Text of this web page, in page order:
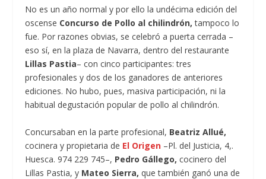
No es un año normal y por ello la undécima edición del
oscense Concurso de Pollo al chilindrón, tampoco lo
fue. Por razones obvias, se celebró a puerta cerrada –
eso sí, en la plaza de Navarra, dentro del restaurante
Lillas Pastia– con cinco participantes: tres
profesionales y dos de los ganadores de anteriores
ediciones. No hubo, pues, masiva participación, ni la
habitual degustación popular de pollo al chilindrón.
Concursaban en la parte profesional, Beatriz Allué,
cocinera y propietaria de El Origen –Pl. del Justicia, 4,.
Huesca. 974 229 745–, Pedro Gállego, cocinero del
Lillas Pastia, y Mateo Sierra, que también ganó una de